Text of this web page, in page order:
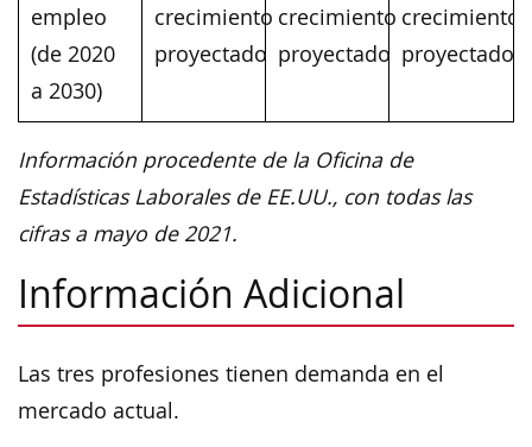
empleo
(de 2020
a 2030)
crecimiento
proyectado
crecimiento
proyectado
crecimiento
proyectado
Información procedente de la Oficina de
Estadísticas Laborales de EE.UU., con todas las
cifras a mayo de 2021.
Información Adicional
Las tres profesiones tienen demanda en el
mercado actual.